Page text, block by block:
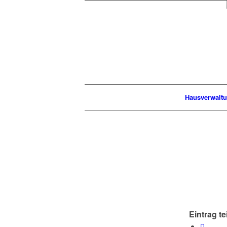
Eintrag